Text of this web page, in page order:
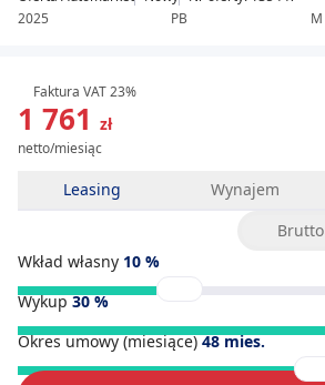
2025
PB M
1 761 zł
netto/miesiąc
Faktura VAT 23%
Leasing Wynajem
Brutto
Wkład własny 10 %
Wykup30%
Okres umowy (miesiące)48mies.